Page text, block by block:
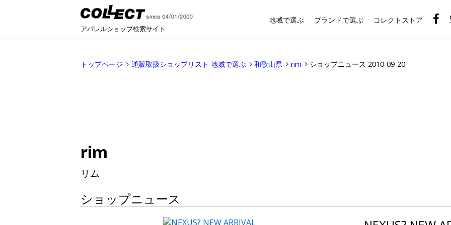
アパレルショップ検索サイト
地域で選ぶ ブランドで選ぶ コレクトストア
トップページ 通販取扱ショップリスト 地域で選ぶ 和歌山県 rim ショップニュース 2010-09-20
rim
リム
ショップニュース